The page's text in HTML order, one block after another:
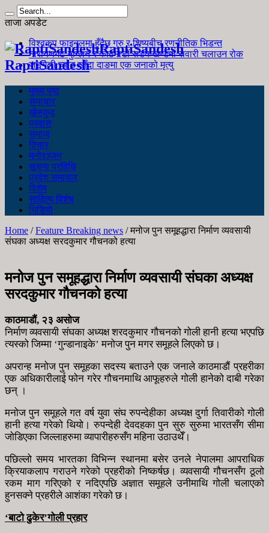
ताजा अपडेट
विश्वकप फाइनलमा हुँदैछ गुरु र शिष्यबीच रणनीतिक भिडन्त
नारायणगढ-मुग्लिन र काठमाडौं सडकखण्डमा सवारी चलाउन रोक
जङ्गली च्याउ खाँदा दाङमा एक जनाको मृत्यु
RaptiSandesh
RaptiSandesh
मुख्य पृष्ठ
समाचार
खेलकुद
प्रवास
समाज
विचार
मनोरञ्जन
सूचना प्रविधि
प्रदेश समाचार
विशेष
साहित्य विशेष
भिडियो
Home /Feature Breaking news /मनोज पुन समूहद्धारा निर्माण व्यवसायी
संघका अध्यक्ष सरदकुमार गौचनको हत्या
मनोज पुन समूहद्धारा निर्माण व्यवसायी संघका अध्यक्ष
सरदकुमार गौचनको हत्या
काठमाडौं, २३ असोज
निर्माण व्यवसायी संघका अध्यक्ष शरदकुमार गौचनको गोली हानी हत्या भएपछि
त्यस्को जिम्मा ‘गुन्डानाइके’ मनोज पुन मगर समूहले लिएको छ।
अपरान्ह मनोज पुन समूहका सदस्य बताउने एक जनाले काठमाडौं प्रहरीका
एक अधिकारीलाई फोन गरेर गौचनमाथि आफूहरुले गोली हानेको दाबी गरेका
छन् ।
मनोज पुन समूहले गत वर्ष युवा संघ रुपन्देहीका अध्यक्ष दुर्गा तिवारीको गोली
हानी हत्या गरेको थियो। रुपन्देही देवदहका पुन सुरु सुरुमा भारतसँग सीमा
जोडिएका जिल्लाहरुमा व्यापारीहरुसँग महिना उठाउथेँ।
पछिल्लो समय भारतका विभिन्न स्थानमा बसेर उनले नेपालमा आपराधिक
क्रियाकलाप गराउने गरेको प्रहरीको निष्कर्षछ। व्यवसायी गौचनसँग ठूलो
रकम माग गरिएको र नदिएपछि अज्ञात समूहले उनीमाथि गोली चलाएको
हुनसक्ने प्रहरीले आशंका गरेको छ।
‘बाटो ढुकेर’गोली प्रहार